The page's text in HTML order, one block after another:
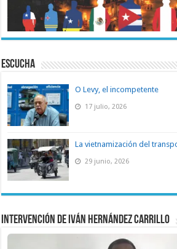
ESCUCHA
O Levy, el incompetente
17 julio, 2026
La vietnamización del
29 junio, 2026
Intervención de Iván Hernández Carrillo